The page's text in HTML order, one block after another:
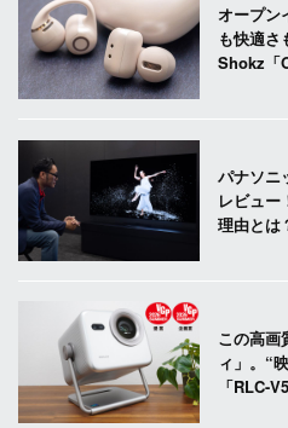
オープン
も快適さ
Shokz「
パナソニ
レビュー
理由とは
この高画
ィ」。“
「RLC-